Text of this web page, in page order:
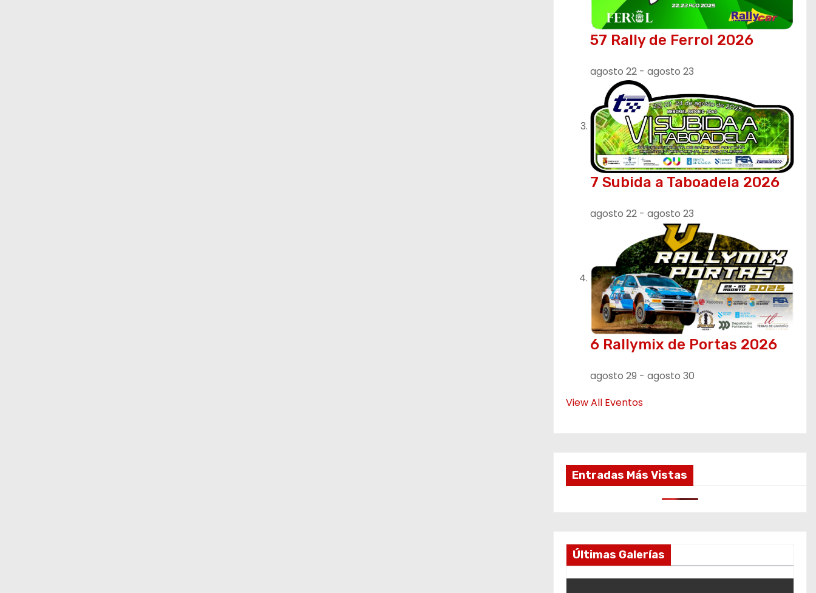
57 Rally de Ferrol 2026
agosto 22 - agosto 23
7 Subida a Taboadela 2026
agosto 22 - agosto 23
6 Rallymix de Portas 2026
agosto 29 - agosto 30
View All Eventos
Entradas Más Vistas
Últimas Galerías